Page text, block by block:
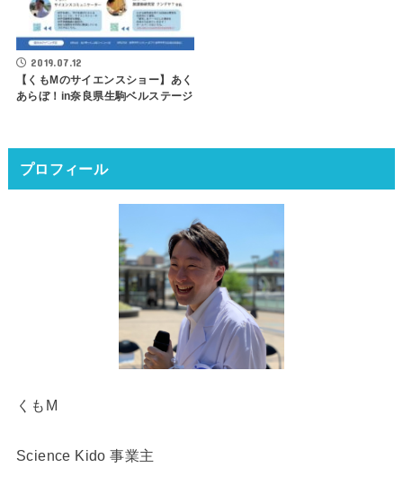
2019.07.12
【くもMのサイエンスショー】あく
あらぼ！in奈良県生駒ベルステージ
プロフィール
くもM
Science Kido 事業主